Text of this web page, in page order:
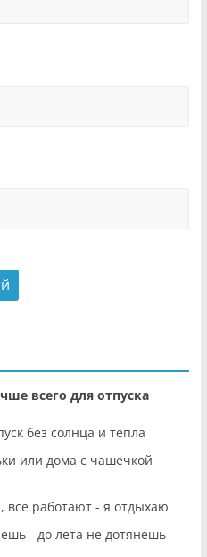
всего для отпуска
без солнца и тепла
или дома с чашечкой
все работают - я отдыхаю
- до лета не дотянешь